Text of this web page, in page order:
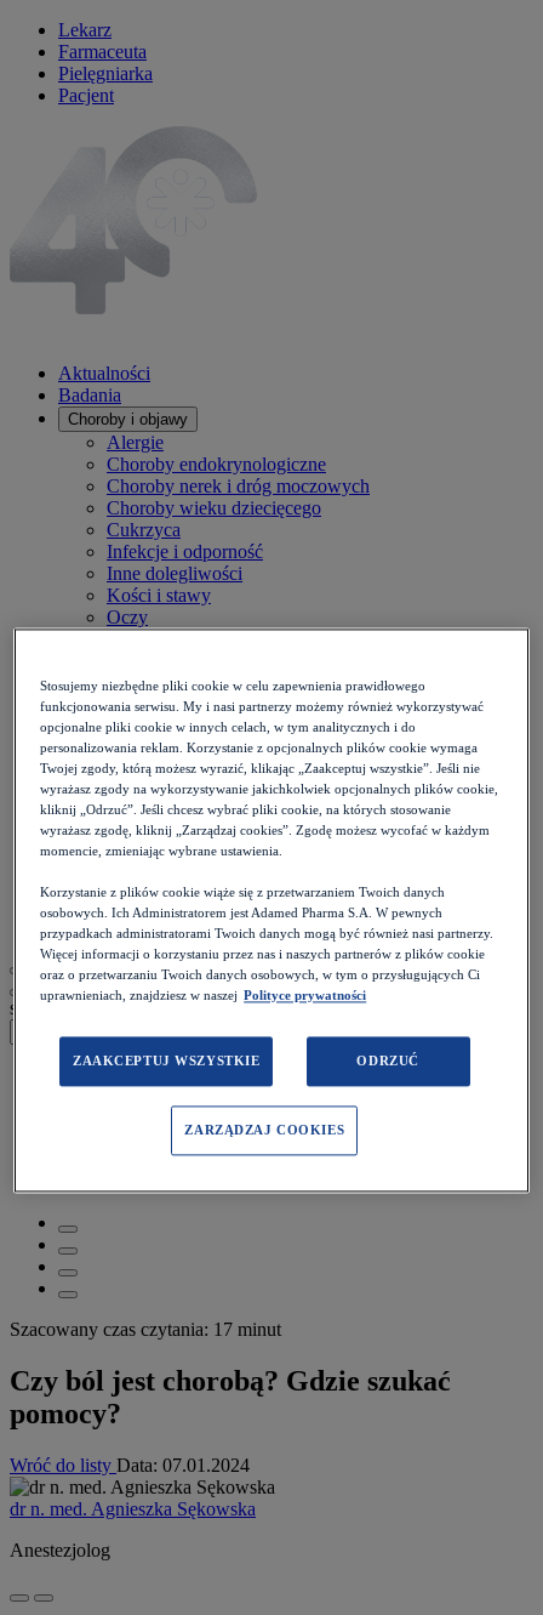
Lekarz
Farmaceuta
Pielęgniarka
Pacjent
Aktualności
Badania
Choroby i objawy
Alergie
Choroby endokrynologiczne
Choroby nerek i dróg moczowych
Choroby wieku dziecięcego
Cukrzyca
Infekcje i odporność
Inne dolegliwości
Kości i stawy
Oczy
Płuca i oskrzela
Przewód pokarmowy
Reumatologia
Serce i naczynia
Skóra i paznokcie
Stomatologia
Układ nerwowy
Diety
Kalkulatory
Ból i stan zapalny
Życie intymne
szukaj
Czy ból jest chorobą? Gdzie szukać pomocy?
Szacowany czas czytania: 17 minut
Czy ból jest chorobą? Gdzie szukać
pomocy?
Wróć do listy Data: 07.01.2024
dr n. med. Agnieszka Sękowska
Anestezjolog
Stosujemy niezbędne pliki cookie w celu zapewnienia prawidłowego
funkcjonowania serwisu. My i nasi partnerzy możemy również wykorzystywać
opcjonalne pliki cookie w innych celach, w tym analitycznych i do
personalizowania reklam. Korzystanie z opcjonalnych plików cookie wymaga
Twojej zgody, którą możesz wyrazić, klikając „Zaakceptuj wszystkie”. Jeśli nie
wyrażasz zgody na wykorzystywanie jakichkolwiek opcjonalnych plików cookie,
kliknij „Odrzuć”. Jeśli chcesz wybrać pliki cookie, na których stosowanie
wyrażasz zgodę, kliknij „Zarządzaj cookies”. Zgodę możesz wycofać w każdym
momencie, zmieniając wybrane ustawienia.
Korzystanie z plików cookie wiąże się z przetwarzaniem Twoich danych
osobowych. Ich Administratorem jest Adamed Pharma S.A. W pewnych
przypadkach administratorami Twoich danych mogą być również nasi partnerzy.
Więcej informacji o korzystaniu przez nas i naszych partnerów z plików cookie
oraz o przetwarzaniu Twoich danych osobowych, w tym o przysługujących Ci
uprawnieniach, znajdziesz w naszej Polityce prywatności
ZAAKCEPTUJ WSZYSTKIE ODRZUĆ
ZARZĄDZAJ COOKIES